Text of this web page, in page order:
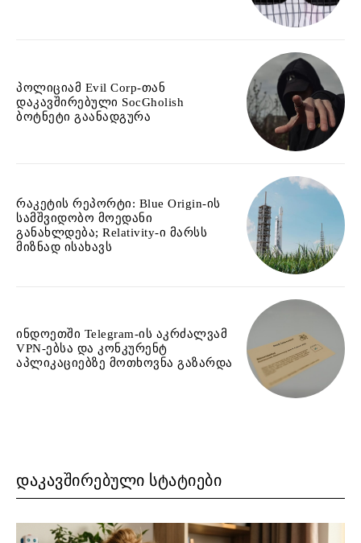
პოლიციამ Evil Corp-თან
დაკავშირებული SocGholish
ბოტნეტი გაანადგურა
რაკეტის რეპორტი: Blue Origin-ის
სამშვიდობო მოედანი
განახლდება; Relativity-ი მარსს
მიზნად ისახავს
ინდოეთში Telegram-ის აკრძალვამ
VPN-ებსა და კონკურენტ
აპლიკაციებზე მოთხოვნა გაზარდა
ᲓᲐᲙᲐᲕᲨᲘᲠᲔᲑᲣᲚᲘ ᲡᲢᲐᲢᲘᲔᲑᲘ